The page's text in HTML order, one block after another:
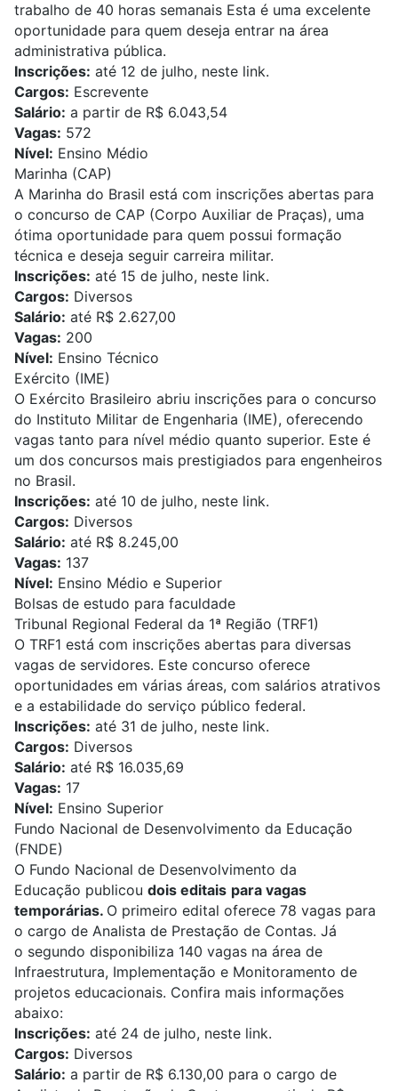
trabalho de 40 horas semanais Esta é uma excelente
oportunidade para quem deseja entrar na área
administrativa pública.
Inscrições: até 12 de julho, neste link.
Cargos: Escrevente
Salário: a partir de R$ 6.043,54
Vagas: 572
Nível: Ensino Médio
Marinha (CAP)
A Marinha do Brasil está com inscrições abertas para
o concurso de CAP (Corpo Auxiliar de Praças), uma
ótima oportunidade para quem possui formação
técnica e deseja seguir carreira militar.
Inscrições: até 15 de julho, neste link.
Cargos: Diversos
Salário: até R$ 2.627,00
Vagas: 200
Nível: Ensino Técnico
Exército (IME)
O Exército Brasileiro abriu inscrições para o concurso
do Instituto Militar de Engenharia (IME), oferecendo
vagas tanto para nível médio quanto superior. Este é
um dos concursos mais prestigiados para engenheiros
no Brasil.
Inscrições: até 10 de julho, neste link.
Cargos: Diversos
Salário: até R$ 8.245,00
Vagas: 137
Nível: Ensino Médio e Superior
Bolsas de estudo para faculdade
Tribunal Regional Federal da 1ª Região (TRF1)
O TRF1 está com inscrições abertas para diversas
vagas de servidores. Este concurso oferece
oportunidades em várias áreas, com salários atrativos
e a estabilidade do serviço público federal.
Inscrições: até 31 de julho, neste link.
Cargos: Diversos
Salário: até R$ 16.035,69
Vagas: 17
Nível: Ensino Superior
Fundo Nacional de Desenvolvimento da Educação
(FNDE)
O Fundo Nacional de Desenvolvimento da
Educação publicou dois editais para vagas
temporárias. O primeiro edital oferece 78 vagas para
o cargo de Analista de Prestação de Contas. Já
o segundo disponibiliza 140 vagas na área de
Infraestrutura, Implementação e Monitoramento de
projetos educacionais. Confira mais informações
abaixo:
Inscrições: até 24 de julho, neste link.
Cargos: Diversos
Salário: a partir de R$ 6.130,00 para o cargo de